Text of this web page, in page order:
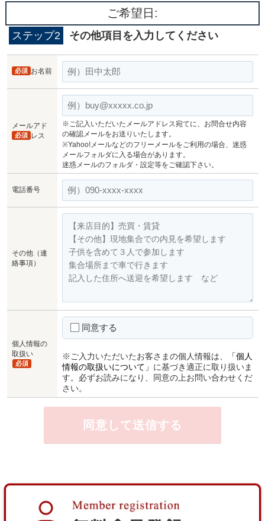
ご希望日:
ステップ2 その他項目を入力してください
お名前
必須
メールアド
レス
必須
※ご記入いただいたメールアドレス宛てに、お問合せ内容
の確認メールをお送りいたします。
※Yahoo!メールなどのフリーメールをご利用の場合、迷惑
メールフォルダに入る場合があります。
迷惑メールのフォルダ・設定等をご確認下さい。
電話番号
その他（連
絡事項）
個人情報の
取扱い
必須
同意する
※ご入力いただいたお客さまの個人情報は、
「個人
情報の取扱いについて」 に基づき適正に取り扱いま
す。必ずお読みになり、同意の上お問い合わせくだ
さい。